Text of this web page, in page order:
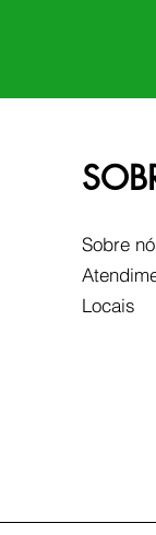
Sobre
Locais